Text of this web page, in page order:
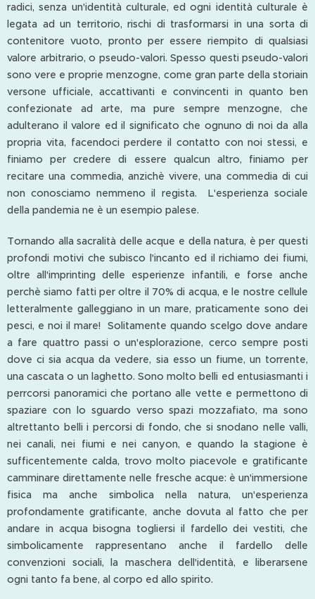
radici, senza un'identità culturale, ed ogni identità culturale è
legata ad un territorio, rischi di trasformarsi in una sorta di
contenitore vuoto, pronto per essere riempito di qualsiasi
valore arbitrario, o pseudo-valori. Spesso questi pseudo-valori
sono vere e proprie menzogne, come gran parte della storiain
versone ufficiale, accattivanti e convincenti in quanto ben
confezionate ad arte, ma pure sempre menzogne, che
adulterano il valore ed il significato che ognuno di noi da alla
propria vita, facendoci perdere il contatto con noi stessi, e
finiamo per credere di essere qualcun altro, finiamo per
recitare una commedia, anzichè vivere, una commedia di cui
non conosciamo nemmeno il regista. L'esperienza sociale
della pandemia ne è un esempio palese.
Tornando alla sacralità delle acque e della natura, è per questi
profondi motivi che subisco l'incanto ed il richiamo dei fiumi,
oltre all'imprinting delle esperienze infantili, e forse anche
perchè siamo fatti per oltre il 70% di acqua, e le nostre cellule
letteralmente galleggiano in un mare, praticamente sono dei
pesci, e noi il mare! Solitamente quando scelgo dove andare
a fare quattro passi o un'esplorazione, cerco sempre posti
dove ci sia acqua da vedere, sia esso un fiume, un torrente,
una cascata o un laghetto. Sono molto belli ed entusiasmanti i
perrcorsi panoramici che portano alle vette e permettono di
spaziare con lo sguardo verso spazi mozzafiato, ma sono
altrettanto belli i percorsi di fondo, che si snodano nelle valli,
nei canali, nei fiumi e nei canyon, e quando la stagione è
sufficentemente calda, trovo molto piacevole e gratificante
camminare direttamente nelle fresche acque: è un'immersione
fisica ma anche simbolica nella natura, un'esperienza
profondamente gratificante, anche dovuta al fatto che per
andare in acqua bisogna togliersi il fardello dei vestiti, che
simbolicamente rappresentano anche il fardello delle
convenzioni sociali, la maschera dell'identità, e liberarsene
ogni tanto fa bene, al corpo ed allo spirito.